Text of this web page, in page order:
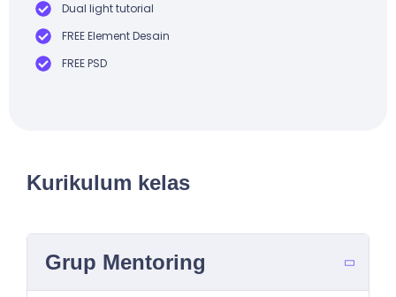
Dual light tutorial
FREE Element Desain
FREE PSD
Kurikulum kelas
Grup Mentoring